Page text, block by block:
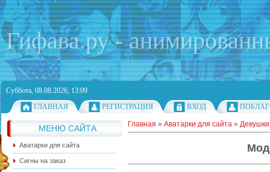
Гифава.ру -
Суббота, 08.08.2026, 13:09
ГЛАВНАЯ
РЕГИСТРАЦИЯ ВХОД
МЕНЮ САЙТА
Аватарки для сайта
Сигны на заказ
Главная » Аватарки для сайта »